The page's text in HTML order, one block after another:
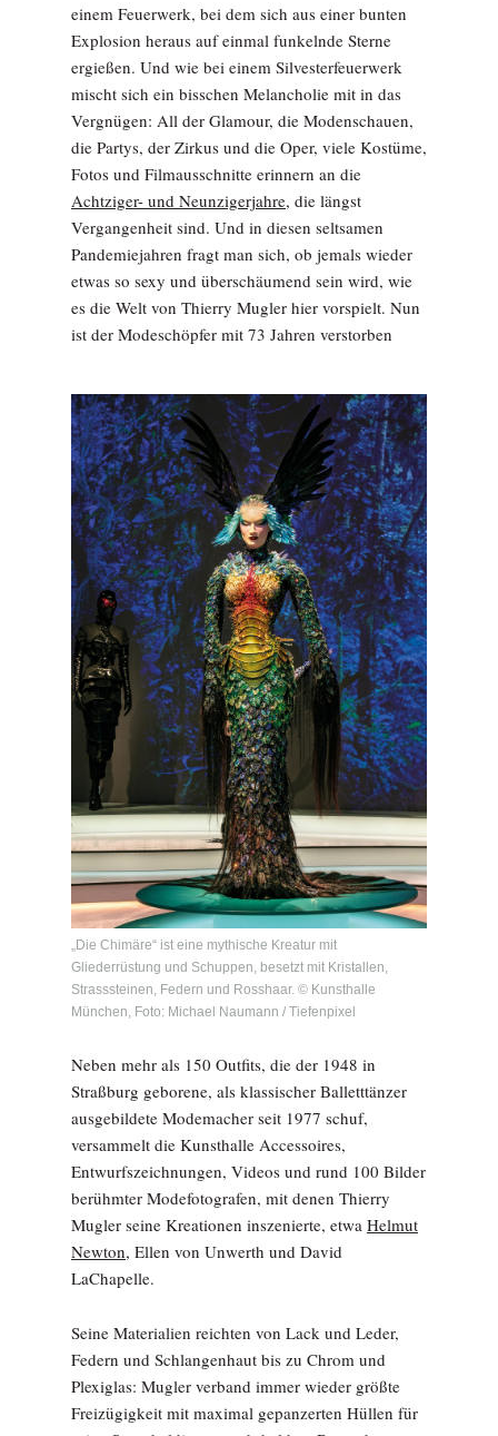
einem Feuerwerk, bei dem sich aus einer bunten
Explosion heraus auf einmal funkelnde Sterne
ergießen. Und wie bei einem Silvesterfeuerwerk
mischt sich ein bisschen Melancholie mit in das
Vergnügen: All der Glamour, die Modenschauen,
die Partys, der Zirkus und die Oper, viele Kostüme,
Fotos und Filmausschnitte erinnern an die
Achtziger- und Neunzigerjahre, die längst
Vergangenheit sind. Und in diesen seltsamen
Pandemiejahren fragt man sich, ob jemals wieder
etwas so sexy und überschäumend sein wird, wie
es die Welt von Thierry Mugler hier vorspielt. Nun
ist der Modeschöpfer mit 73 Jahren verstorben
„Die Chimäre“ ist eine mythische Kreatur mit
Gliederrüstung und Schuppen, besetzt mit Kristallen,
Strasssteinen, Federn und Rosshaar. © Kunsthalle
München, Foto: Michael Naumann / Tiefenpixel
Neben mehr als 150 Outfits, die der 1948 in
Straßburg geborene, als klassischer Balletttänzer
ausgebildete Modemacher seit 1977 schuf,
versammelt die Kunsthalle Accessoires,
Entwurfszeichnungen, Videos und rund 100 Bilder
berühmter Modefotografen, mit denen Thierry
Mugler seine Kreationen inszenierte, etwa Helmut
Newton, Ellen von Unwerth und David
LaChapelle.
Seine Materialien reichten von Lack und Leder,
Federn und Schlangenhaut bis zu Chrom und
Plexiglas: Mugler verband immer wieder größte
Freizügigkeit mit maximal gepanzerten Hüllen für